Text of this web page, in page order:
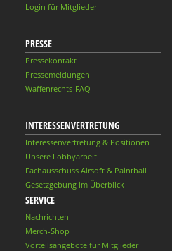
Login für Mitglieder
PRESSE
Pressekontakt
Pressemeldungen
Waffenrechts-FAQ
INTERESSENVERTRETUNG
Interessenvertretung & Positionen
Unsere Lobbyarbeit
Fachausschuss Airsoft & Paintball
Gesetzgebung im Überblick
SERVICE
Nachrichten
Merch-Shop
Vorteilsangebote für Mitglieder